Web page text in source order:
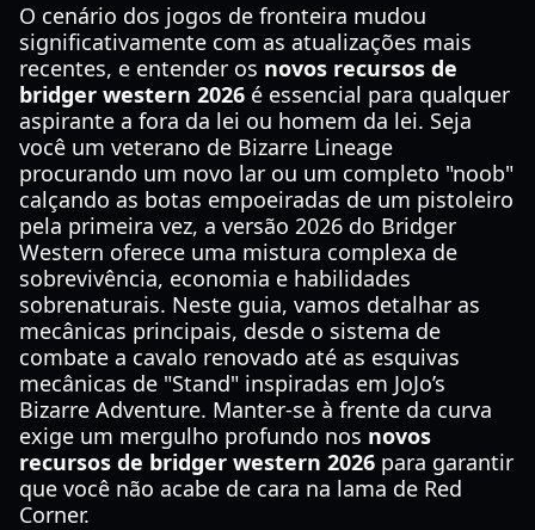
O cenário dos jogos de fronteira mudou
significativamente com as atualizações mais
recentes, e entender os novos recursos de
bridger western 2026 é essencial para qualquer
aspirante a fora da lei ou homem da lei. Seja
você um veterano de Bizarre Lineage
procurando um novo lar ou um completo "noob"
calçando as botas empoeiradas de um pistoleiro
pela primeira vez, a versão 2026 do Bridger
Western oferece uma mistura complexa de
sobrevivência, economia e habilidades
sobrenaturais. Neste guia, vamos detalhar as
mecânicas principais, desde o sistema de
combate a cavalo renovado até as esquivas
mecânicas de "Stand" inspiradas em JoJo’s
Bizarre Adventure. Manter-se à frente da curva
exige um mergulho profundo nos novos
recursos de bridger western 2026 para garantir
que você não acabe de cara na lama de Red
Corner.